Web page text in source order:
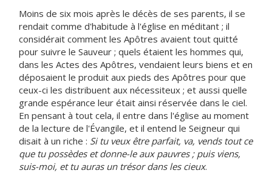
Moins de six mois après le décès de ses parents, il se
rendait comme d'habitude à l'église en méditant ; il
considérait comment les Apôtres avaient tout quitté
pour suivre le Sauveur ; quels étaient les hommes qui,
dans les Actes des Apôtres, vendaient leurs biens et en
déposaient le produit aux pieds des Apôtres pour que
ceux-ci les distribuent aux nécessiteux ; et aussi quelle
grande espérance leur était ainsi réservée dans le ciel.
En pensant à tout cela, il entre dans l'église au moment
de la lecture de l'Évangile, et il entend le Seigneur qui
disait à un riche : Si tu veux être parfait, va, vends tout ce
que tu possèdes et donne-le aux pauvres ; puis viens,
suis-moi, et tu auras un trésor dans les cieux.